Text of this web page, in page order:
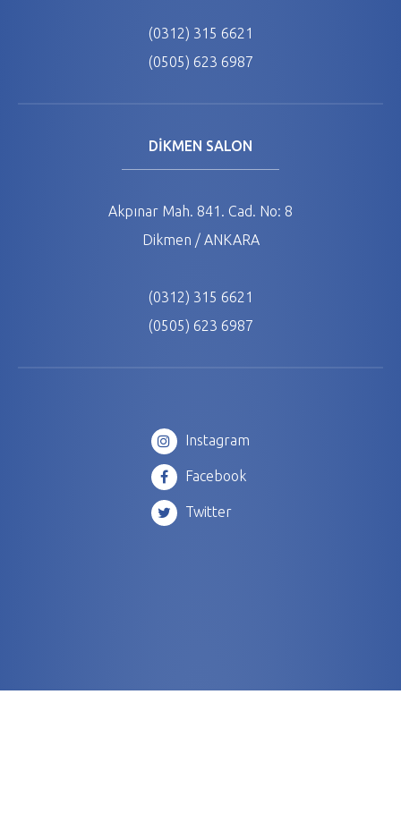
(0312) 315 6621
(0505) 623 6987
DİKMEN SALON
Akpınar Mah. 841. Cad. No: 8
Dikmen / ANKARA
(0312) 315 6621
(0505) 623 6987
Instagram
Facebook
Twitter